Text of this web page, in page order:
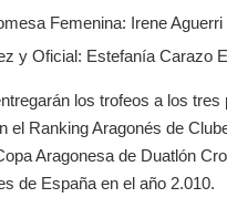
Femenina: Irene Aguerri
y Oficial: Estefanía Carazo
los trofeos a los tres
el Ranking Aragonés de
Aragonesa de Duatlón
de España en el año 2.010.